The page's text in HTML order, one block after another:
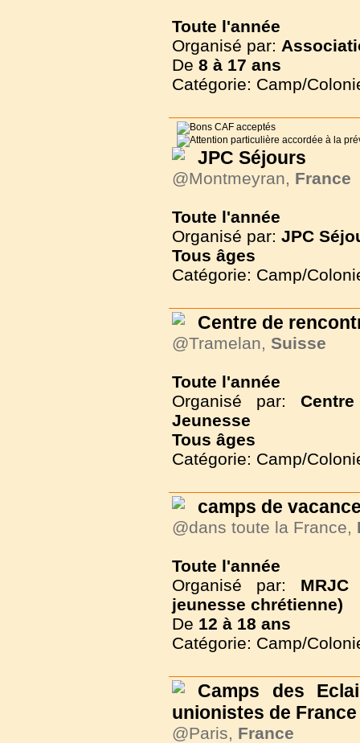
Toute l'année
Organisé par:
De 8 à 17 ans
Catégorie: Camp/
JPC Séjours
@Montmeyran, France
Toute l'année
Organisé par: JPC
Tous âges
Catégorie: Camp/
Centre de
@Tramelan, Suisse
Toute l'année
Organisé par:
Jeunesse
Tous âges
Catégorie: Camp/
camps de
@dans toute la France,
Toute l'année
Organisé par:
jeunesse chrétienne)
De 12 à 18 ans
Catégorie: Camp/
Camps des
unionistes de France
@Paris, France